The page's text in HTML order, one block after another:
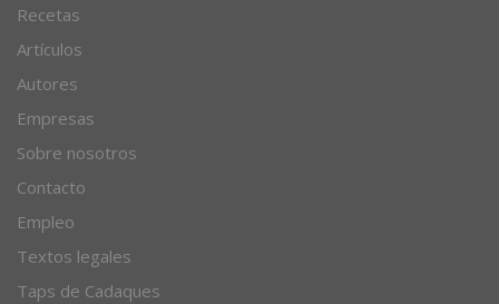
Recetas
Artículos
Autores
Empresas
Sobre nosotros
Contacto
Empleo
Textos legales
Taps de Cadaques